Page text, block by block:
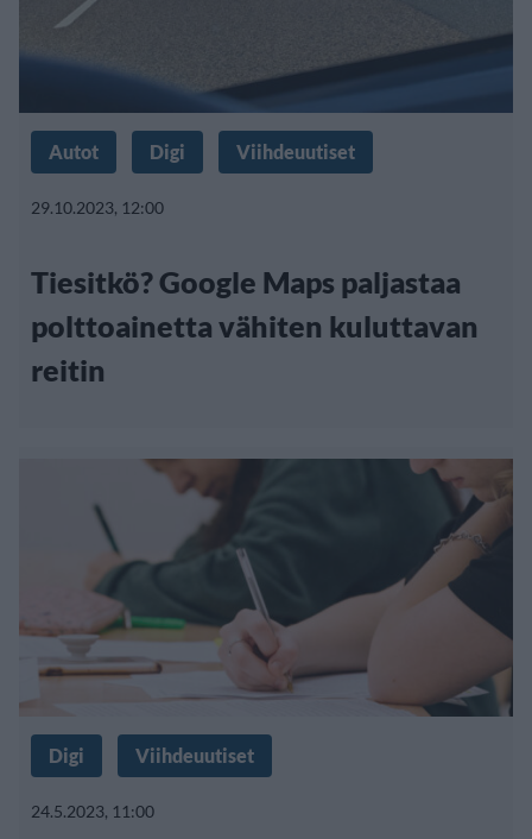
Autot Digi Viihdeuutiset
29.10.2023, 12:00
Tiesitkö? Google Maps paljastaa
polttoainetta vähiten kuluttavan
reitin
Digi Viihdeuutiset
24.5.2023, 11:00